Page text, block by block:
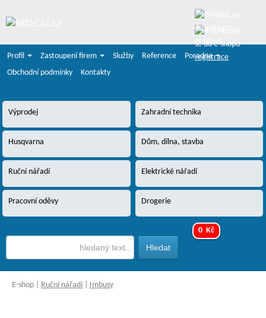
registrace
Profil
Zastoupení firem Služby Reference
Poradna
Obchodní podmínky
Kontakty
Výprodej Zahradní technika
Husqvarna Dům, dílna, stavba
Ruční nářadí Elektrické nářadí
Pracovní oděvy Drogerie
0 Kč
E-shop Ruční nářadí Imbusy